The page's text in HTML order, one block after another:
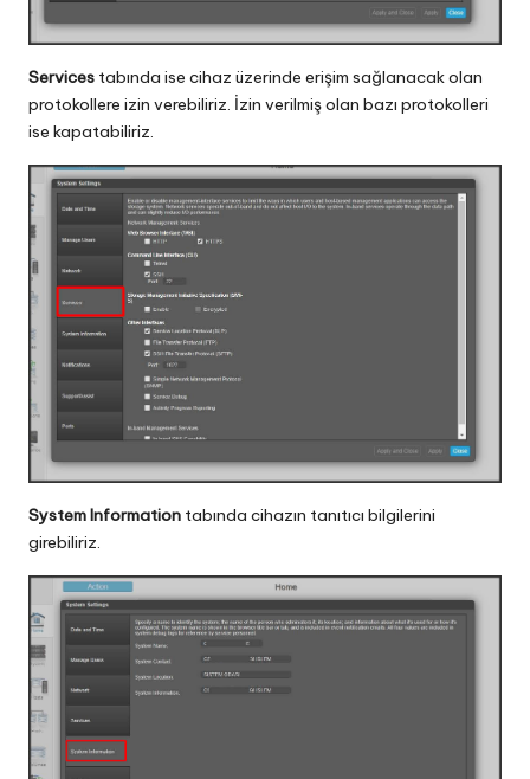
Services tabında ise cihaz üzerinde erişim sağlanacak olan
protokollere izin verebiliriz. İzin verilmiş olan bazı protokolleri
ise kapatabiliriz.
System Information tabında cihazın tanıtıcı bilgilerini
girebiliriz.